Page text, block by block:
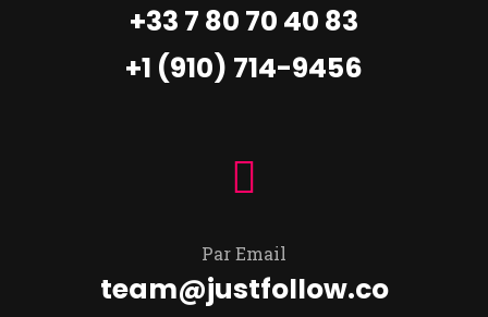
+33 7 80 70 40 83
+1 (910) 714-9456
Par Email
team@justfollow.co